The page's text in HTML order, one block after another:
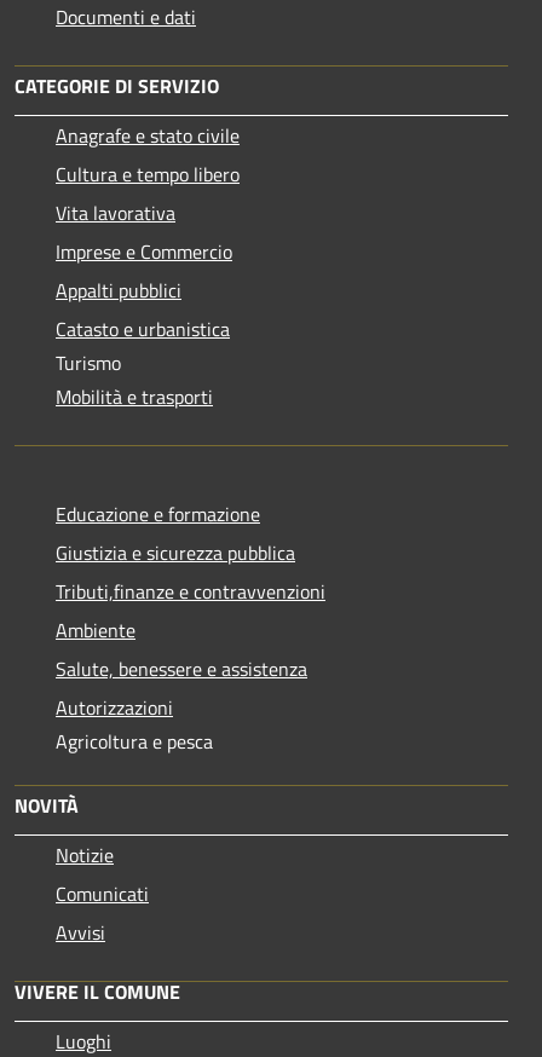
Documenti e dati
CATEGORIE DI SERVIZIO
Anagrafe e stato civile
Cultura e tempo libero
Vita lavorativa
Imprese e Commercio
Appalti pubblici
Catasto e urbanistica
Turismo
Mobilità e trasporti
Educazione e formazione
Giustizia e sicurezza pubblica
Tributi,finanze e contravvenzioni
Ambiente
Salute, benessere e assistenza
Autorizzazioni
Agricoltura e pesca
NOVITÀ
Notizie
Comunicati
Avvisi
VIVERE IL COMUNE
Luoghi